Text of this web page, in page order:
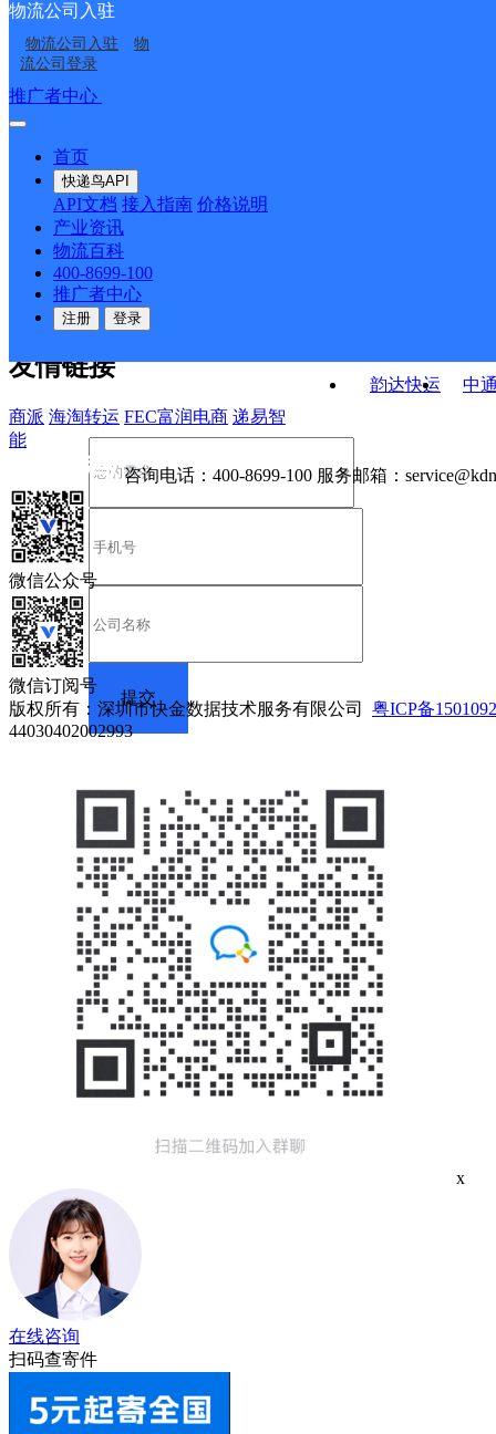
物流公司入驻
物流公司入驻
物
流公司登录
推广者中心
首页
快递鸟API
API文档 接入指南 价格说明
产业资讯
物流百科
400-8699-100
推广者中心
注册 登录
汉源县片马邮政所
汉源县河西邮政所
韵达快运
中
接口API
API接口 DEMO下载
关于我们
公司介绍 企业动态
合作伙伴 快递鸟接口服务协议
户隐私政策
友情链接
商派 海淘转运 FEC富润电商 递易智
能
咨询电话： 400-8699-100 服务邮箱：
微信公众号
微信订阅号
版权所有：深圳市快金数据技术服务有限公司 粤ICP备
44030402002993
x
在线咨询
扫码查寄件